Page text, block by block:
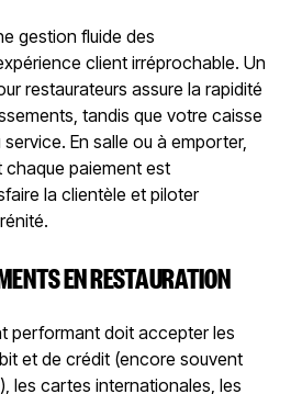
gestion fluide des
client irréprochable. Un
restaurateurs assure la rapidité
tandis que votre caisse
En salle ou à emporter,
paiement est
la clientèle et piloter
EN RESTAURATION
performant doit accepter les
et de crédit (encore souvent
les cartes internationales, les